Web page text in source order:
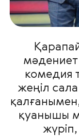
комедия
жеңіл
қуанышы
жүріп,